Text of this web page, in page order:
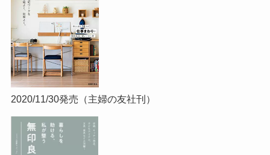
2020/11/30発売（主婦の友社刊）